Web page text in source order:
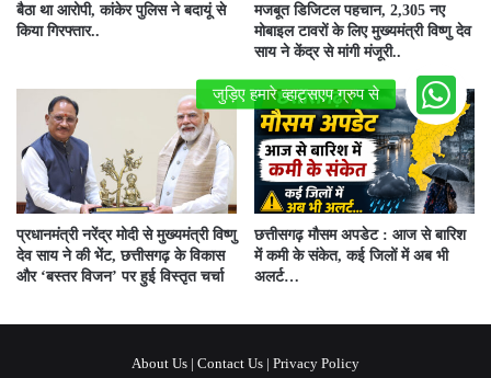
बैठा था आरोपी, कांकेर पुलिस ने बदायूं से
किया गिरफ्तार..
मजबूत डिजिटल पहचान, 2,305 नए
मोबाइल टावरों के लिए मुख्यमंत्री विष्णु देव
साय ने केंद्र से मांगी मंजूरी..
प्रधानमंत्री नरेंद्र मोदी से मुख्यमंत्री विष्णु
देव साय ने की भेंट, छत्तीसगढ़ के विकास
और ‘बस्तर विजन’ पर हुई विस्तृत चर्चा
छत्तीसगढ़ मौसम अपडेट : आज से बारिश
में कमी के संकेत, कई जिलों में अब भी
अलर्ट…
About Us | Contact Us | Privacy Policy